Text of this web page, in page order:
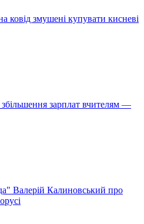
ковід змушені купувати кисневі
зарплат вчителям —
Валерій Калиновський про